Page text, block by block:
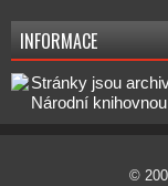
INFORMACE
©